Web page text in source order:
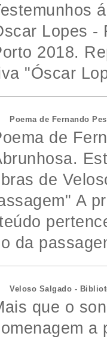
Lopes -
2018.
"Óscar
Poema de Fernando
de
de
A
da
Veloso Salgado -
que o
a